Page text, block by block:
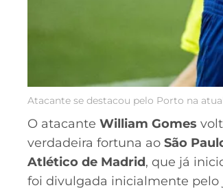
Atacante se destacou pelo Porto na
O atacante William Gomes
verdadeira fortuna ao São
Atlético de Madrid, que já
foi divulgada inicialmente pelo